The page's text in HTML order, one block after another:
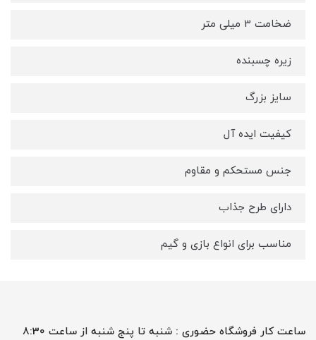
ضخامت 3 میلی متر
زیره چسبنده
سایز بزرگ
کیفیت ایده آل
جنس مستحکم و مقاوم
دارای طرح جذاب
مناسب برای انواع بازی و گیم
ساعت کار فروشگاه حضوری : شنبه تا پنج شنبه از ساعت 8:30